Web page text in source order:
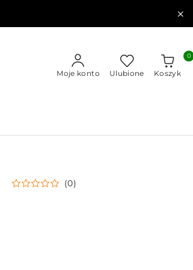
Moje konto Ulubione Koszyk
0
(0)